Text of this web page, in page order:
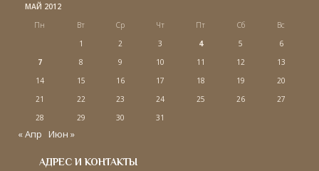
МАЙ 2012
Пн
Вт Ср Чт Пт Сб
Вс
1
2 3 4 5
6
7
8 9 10 11 12
13
14
15 16 17 18 19
20
21
22 23 24 25 26
27
28
29 30 31
« Апр Июн »
АДРЕС И КОНТАКТЫ